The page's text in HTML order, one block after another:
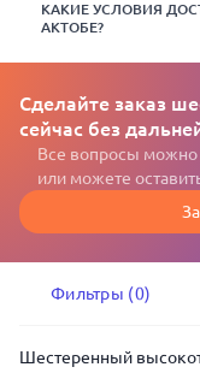
КАКИЕ УСЛОВИЯ
АКТОБЕ?
Сделайте заказ
сейчас без
Все вопросы можно
или можете
Фильтры (0)
Шестеренный